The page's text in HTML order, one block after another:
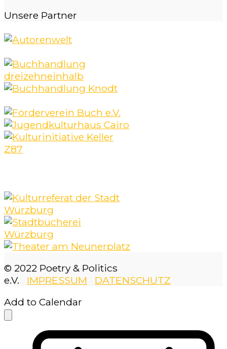
Unsere Partner
© 2022 Poetry & Politics
e.V. IMPRESSUM
DATENSCHUTZ
Add to Calendar